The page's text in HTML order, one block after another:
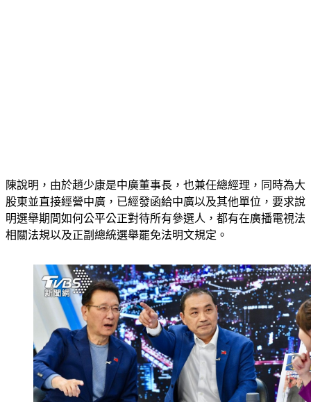
陳說明，由於趙少康是中廣董事長，也兼任總經理，同時為大
股東並直接經營中廣，已經發函給中廣以及其他單位，要求說
明選舉期間如何公平公正對待所有參選人，都有在廣播電視法
相關法規以及正副總統選舉罷免法明文規定。